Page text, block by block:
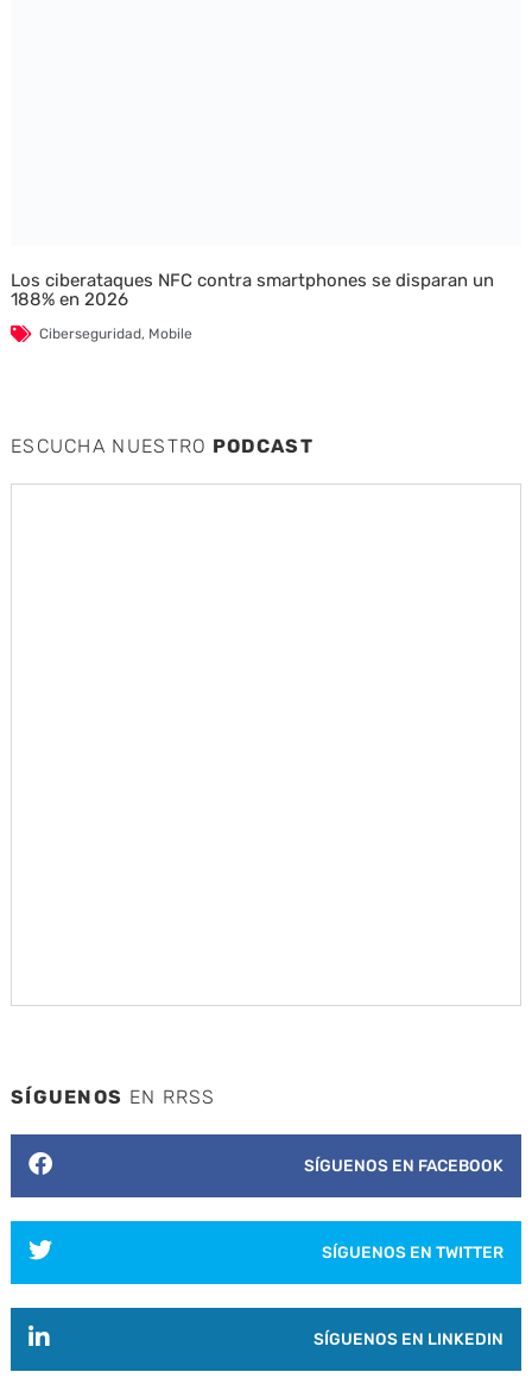
Los ciberataques NFC contra smartphones se disparan un
188% en 2026
Ciberseguridad, Mobile
ESCUCHA NUESTRO PODCAST
SÍGUENOS EN RRSS
SÍGUENOS EN FACEBOOK
SÍGUENOS EN TWITTER
SÍGUENOS EN LINKEDIN